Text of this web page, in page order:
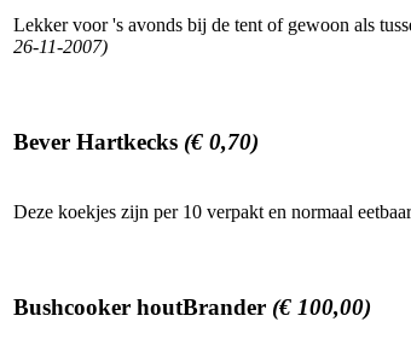
Lekker voor 's avonds bij de tent of gewoon als
26-11-2007)
Bever Hartkecks (€ 0,70)
Deze koekjes zijn per 10 verpakt en normaal
Bushcooker houtBrander (€ 100,00)